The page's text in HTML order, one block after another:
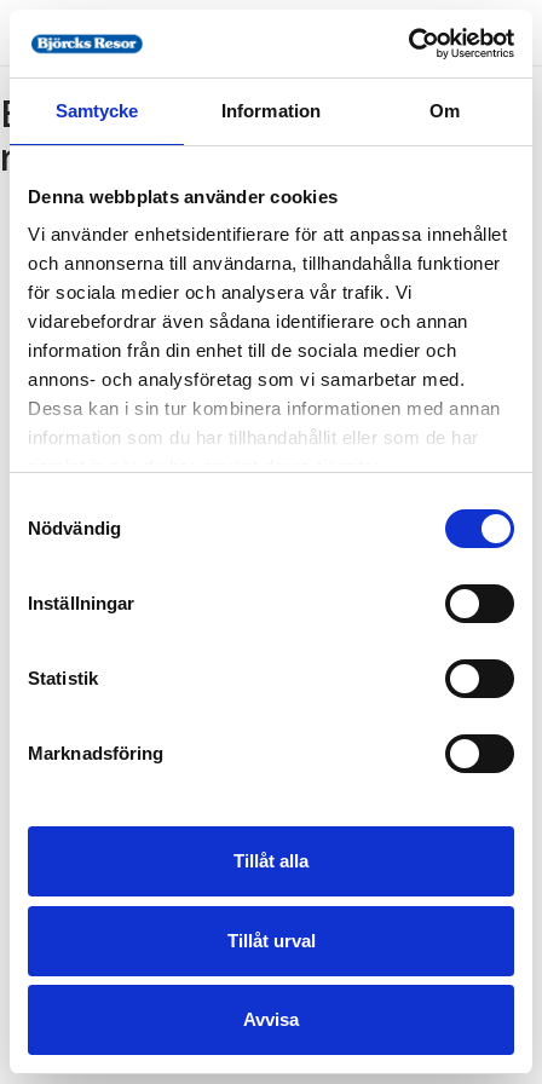
Samtycke Information Om
Denna webbplats använder cookies
Vi använder enhetsidentifierare för att anpassa innehållet
och annonserna till användarna, tillhandahålla funktioner
för sociala medier och analysera vår trafik. Vi
vidarebefordrar även sådana identifierare och annan
information från din enhet till de sociala medier och
annons- och analysföretag som vi samarbetar med.
Dessa kan i sin tur kombinera informationen med annan
information som du har tillhandahållit eller som de har
Nödvändig
Inställningar
Statistik
Marknadsföring
Tillåt alla
Tillåt urval
Avvisa
Bokning - Tillbaka till
resebeskrivningen
Tillbaka till resebeskrivningen
1. Antal resenärer och rum
2. Personupplysningar
3. Betalning
Fel